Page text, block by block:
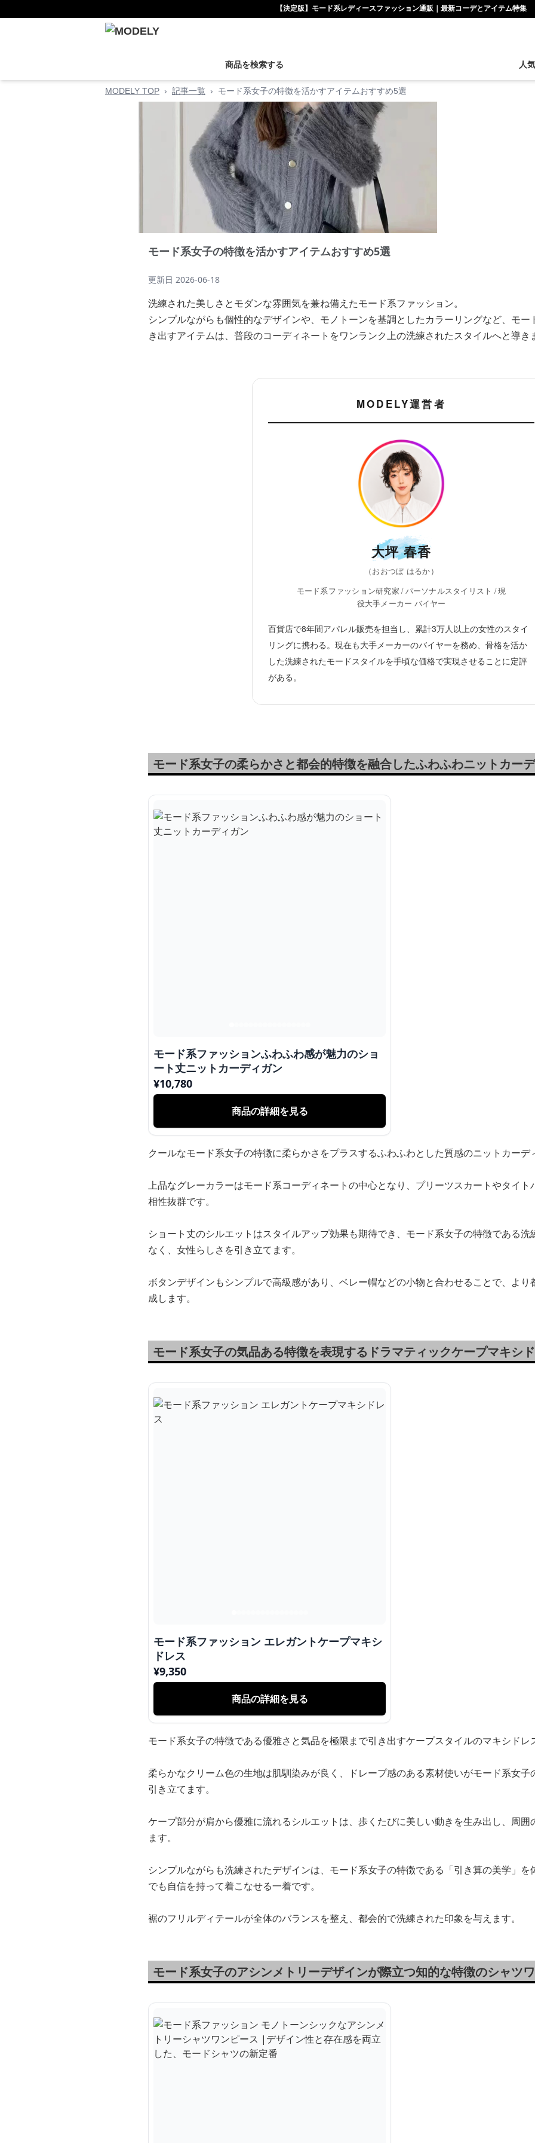
【決定版】モード系レディースファッション通販｜最新コーデとアイテム特集
商品を検索する 人
MODELY TOP › 記事一覧 › モード系女子の特徴を活かすアイテムおすすめ5選
モード系女子の特徴を活かすアイテムおすすめ5選
更新日 2026-06-18
洗練された美しさとモダンな雰囲気を兼ね備えたモード系ファッション。
シンプルながらも個性的なデザインや、モノトーンを基調としたカラーリングなど、モ
き出すアイテムは、普段のコーディネートをワンランク上の洗練されたスタイルへと導き
MODELY運営者
大坪 春香
（おおつぼ はるか）
モード系ファッション研究家 / パーソナルスタイリスト / 現
役大手メーカー バイヤー
百貨店で8年間アパレル販売を担当し、累計3万人以上の女性のスタイ
リングに携わる。現在も大手メーカーのバイヤーを務め、骨格を活か
した洗練されたモードスタイルを手頃な価格で実現させることに定評
がある。
モード系女子の柔らかさと都会的特徴を融合したふわふわニットカー
モード系ファッションふわふわ感が魅力のショ
ート丈ニットカーディガン
¥10,780
商品の詳細を見る
クールなモード系女子の特徴に柔らかさをプラスするふわふわとした質感のニットカーデ
上品なグレーカラーはモード系コーディネートの中心となり、プリーツスカートやタイ
相性抜群です。
ショート丈のシルエットはスタイルアップ効果も期待でき、モード系女子の特徴である
なく、女性らしさを引き立てます。
ボタンデザインもシンプルで高級感があり、ベレー帽などの小物と合わせることで、よ
成します。
モード系女子の気品ある特徴を表現するドラマティックケープマキシ
モード系ファッション エレガントケープマキシ
ドレス
¥9,350
商品の詳細を見る
モード系女子の特徴である優雅さと気品を極限まで引き出すケープスタイルのマキシドレ
柔らかなクリーム色の生地は肌馴染みが良く、ドレープ感のある素材使いがモード系女
引き立てます。
ケープ部分が肩から優雅に流れるシルエットは、歩くたびに美しい動きを生み出し、周
ます。
シンプルながらも洗練されたデザインは、モード系女子の特徴である「引き算の美学」
でも自信を持って着こなせる一着です。
裾のフリルディテールが全体のバランスを整え、都会的で洗練された印象を与えます。
モード系女子のアシンメトリーデザインが際立つ知的な特徴のシャツ